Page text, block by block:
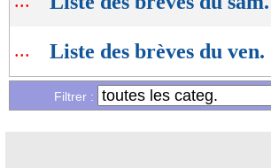
... Liste des brèves du
Filtrer :